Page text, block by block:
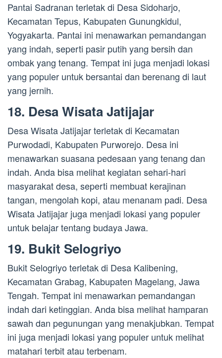
Pantai Sadranan terletak di Desa Sidoharjo,
Kecamatan Tepus, Kabupaten Gunungkidul,
Yogyakarta. Pantai ini menawarkan pemandangan
yang indah, seperti pasir putih yang bersih dan
ombak yang tenang. Tempat ini juga menjadi lokasi
yang populer untuk bersantai dan berenang di laut
yang jernih.
18. Desa Wisata Jatijajar
Desa Wisata Jatijajar terletak di Kecamatan
Purwodadi, Kabupaten Purworejo. Desa ini
menawarkan suasana pedesaan yang tenang dan
indah. Anda bisa melihat kegiatan sehari-hari
masyarakat desa, seperti membuat kerajinan
tangan, mengolah kopi, atau menanam padi. Desa
Wisata Jatijajar juga menjadi lokasi yang populer
untuk belajar tentang budaya Jawa.
19. Bukit Selogriyo
Bukit Selogriyo terletak di Desa Kalibening,
Kecamatan Grabag, Kabupaten Magelang, Jawa
Tengah. Tempat ini menawarkan pemandangan
indah dari ketinggian. Anda bisa melihat hamparan
sawah dan pegunungan yang menakjubkan. Tempat
ini juga menjadi lokasi yang populer untuk melihat
matahari terbit atau terbenam.